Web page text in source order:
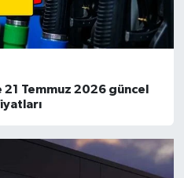
Temmuz 2026 güncel